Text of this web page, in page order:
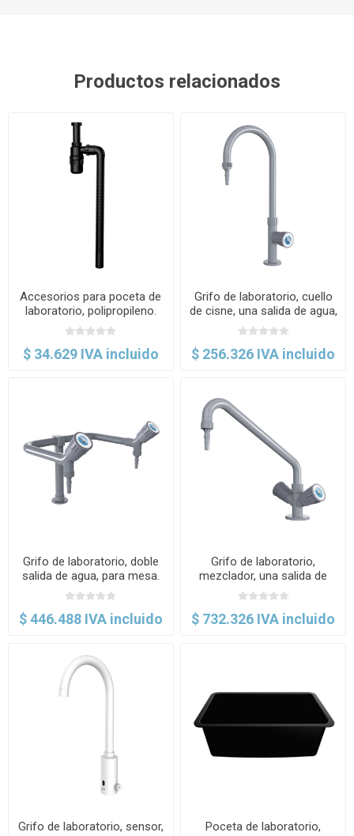
Productos relacionados
Accesorios para poceta de
laboratorio, polipropileno.
TOF
$ 34.629 IVA incluido
Grifo de laboratorio, cuello
de cisne, una salida de agua,
para mesa. TOF
$ 256.326 IVA incluido
Grifo de laboratorio, doble
salida de agua, para mesa.
TOF
$ 446.488 IVA incluido
Grifo de laboratorio,
mezclador, una salida de
agua, para mesa. TOF
$ 732.326 IVA incluido
Grifo de laboratorio, sensor,
Poceta de laboratorio,